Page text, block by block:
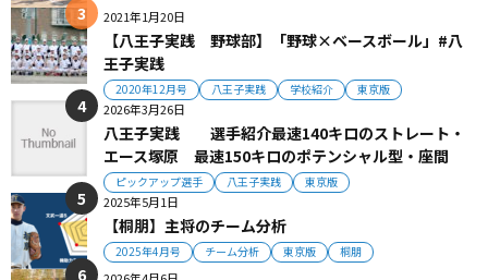
2021年1月20日
【八王子実践 野球部】「野球×ベースボール」#八
王子実践
2020年12月号 八王子実践 学校紹介 東京版
2026年3月26日
八王子実践 選手紹介最速140キロのストレート・
エース塚原 最速150キロのポテンシャル型・座間
ピックアップ選手 八王子実践 東京版
2025年5月1日
【桐朋】主将のチーム分析
2025年4月号 チーム分析 東京版 桐朋